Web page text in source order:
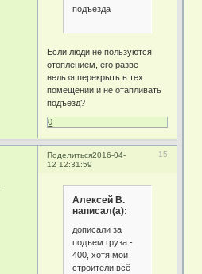
подъезда
Если люди не пользуются
отоплением, его разве
нельзя перекрыть в тех.
помещении и не отапливать
подъезд?
0
Поделиться 15
2016-04-
12 12:31:59
Алексей В.
написал(а):
дописали за
подъем груза -
400, хотя мои
строители всё